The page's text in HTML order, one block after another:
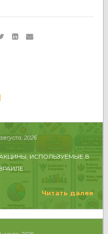
ИСПОЛЬЗУЕМЫЕ В
2026
Читать далее